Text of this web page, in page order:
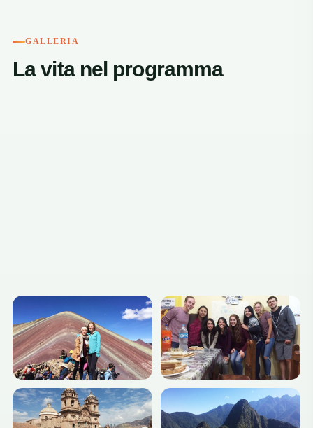
GALLERIA
La vita nel programma